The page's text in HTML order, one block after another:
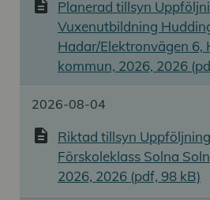
description
Planerad tillsyn
Vuxenutbildning
Hadar/Elektronvägen 6,
kommun, 2026, 2026
description
Riktad tillsyn
Förskoleklass Solna
2026, 2026 (pdf, 98 kB)
2026-08-04